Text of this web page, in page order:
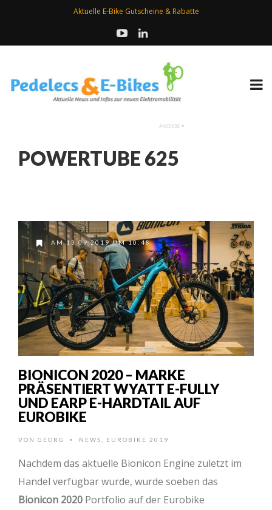
Aktuelle E-Bike Gutscheine & Rabatte
POWERTUBE 625
AM 13.09.2019 UM 10:48
BIONICON 2020 – MARKE
PRÄSENTIERT WYATT E-FULLY
UND EARP E-HARDTAIL AUF
EUROBIKE
VON GEORG • NEWS EUROBIKE 2019
Nachdem das aktuelle Bionicon Engine zuletzt im
Handel verfügbar wurde, wurde soeben das
Bionicon 2020 Portfolio auf der Eurobike